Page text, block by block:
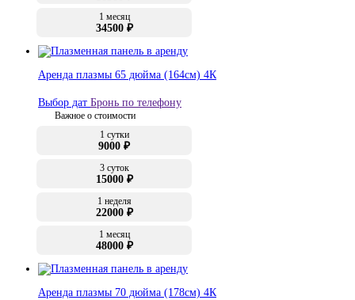
1 месяц
34500 ₽
Аренда плазмы 65 дюйма (164см) 4К
Выбор дат Бронь по телефону
Важное о стоимости
1 сутки
9000 ₽
3 суток
15000 ₽
1 неделя
22000 ₽
1 месяц
48000 ₽
Аренда плазмы 70 дюйма (178см) 4К